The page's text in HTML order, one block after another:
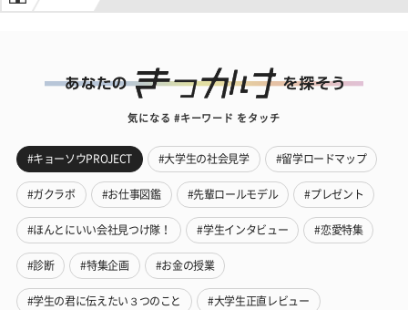
気になる #キーワード をタッチ
#キョーソウPROJECT #大学生の社会見学 #留学ロードマップ
#ガクラボ #お仕事図鑑 #先輩ロールモデル #プレゼント
#ほんとにいい会社見つけ隊！ #学生インタビュー #恋愛特集
#診断 #特集企画 #お金の授業
#学生の君に伝えたい３つのこと #大学生正直レビュー